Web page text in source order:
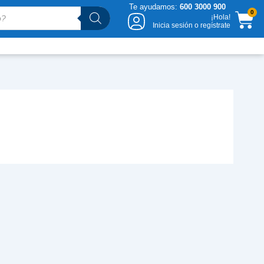
Te ayudamos: 600 3000 900
¡Hola!
Inicia sesión o regístrate
0